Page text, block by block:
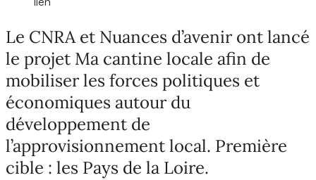
Le CNRA et Nuances d’avenir ont lancé
le projet Ma cantine locale afin de
mobiliser les forces politiques et
économiques autour du
développement de
l’approvisionnement local. Première
cible : les Pays de la Loire.